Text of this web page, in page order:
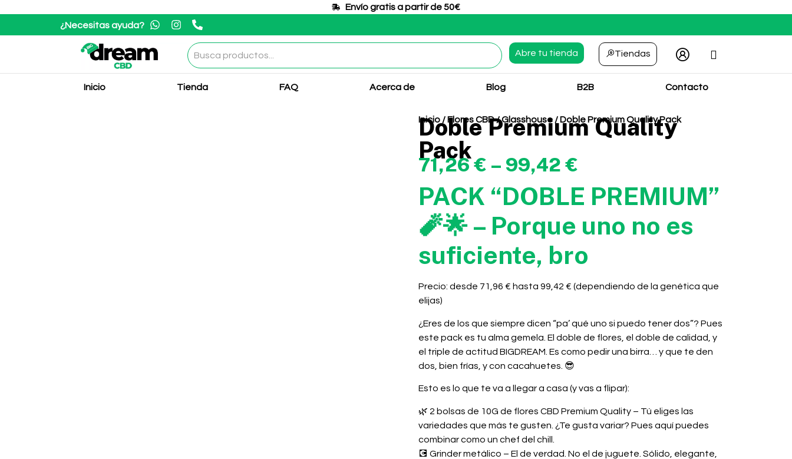
Envío gratis a partir de 50€​
¿Necesitas ayuda?
Abre tu tienda Tiendas
Inicio Tienda FAQ Acerca de Blog B2B Contacto
Inicio/ Flores CBD/Glasshouse/ Doble Premium Quality Pack
Doble Premium Quality
Pack
71,26€ – 99,42 €
PACK “DOBLE PREMIUM”
🧨🌟 – Porque uno no es
suficiente, bro
Precio: desde 71,96 € hasta 99,42 € (dependiendo de la genética que
elijas)
¿Eres de los que siempre dicen “pa’ qué uno si puedo tener dos”? Pues
este pack es tu alma gemela . El doble de flores, el doble de calidad, y
el triple de actitud BIGDREAM. Es como pedir una birra… y que te den
dos, bien frías, y con cacahuetes. 😎
Esto es lo que te va a llegar a casa (y vas a flipar):
🌿 2 bolsas de 10G de flores CBD Premium Quality– Tú eliges las
variedades que más te gusten. ¿Te gusta variar? Pues aquí puedes
combinar como un chef del chill.
💽 Grinder metálico – El de verdad. No el de juguete. Sólido, elegante,